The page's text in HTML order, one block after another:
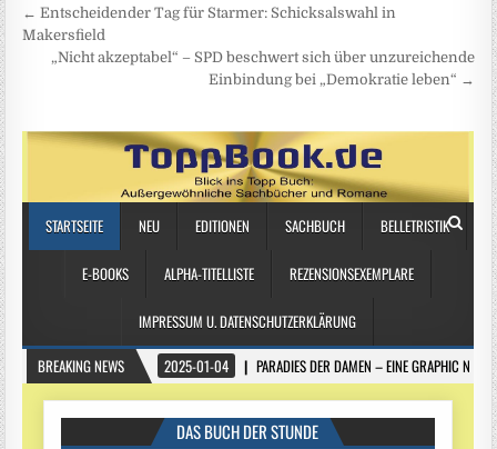
Beitragsnavigation
← Entscheidender Tag für Starmer: Schicksalswahl in
Makersfield
„Nicht akzeptabel“ – SPD beschwert sich über unzureichende
Einbindung bei „Demokratie leben“ →